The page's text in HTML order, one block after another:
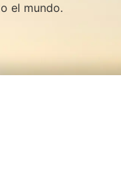
el mundo.